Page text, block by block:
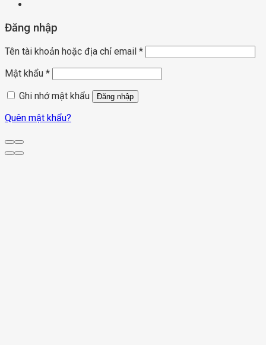
Đăng nhập
Tên tài khoản hoặc địa chỉ email *
Mật khẩu *
Ghi nhớ mật khẩu
Đăng nhập
Quên mật khẩu?